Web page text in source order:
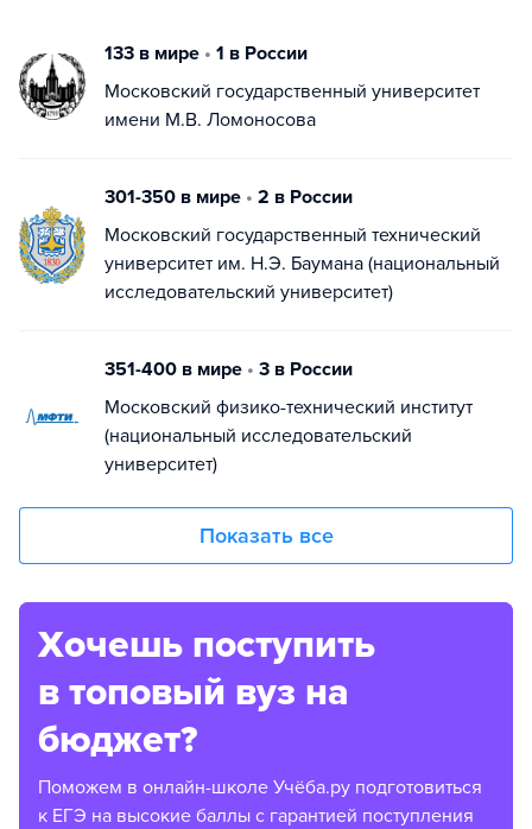
133 в мире • 1 в России
Московский государственный университет
имени М.В. Ломоносова
301-350 в мире • 2 в России
Московский государственный технический
университет им. Н.Э. Баумана (национальный
исследовательский университет)
351-400 в мире • 3 в России
Московский физико-технический институт
(национальный исследовательский
университет)
Показать все
Хочешь поступить
в топовый вуз на
бюджет?
Поможем в онлайн-школе Учёба.ру подготовиться
к ЕГЭ на высокие баллы с гарантией поступления